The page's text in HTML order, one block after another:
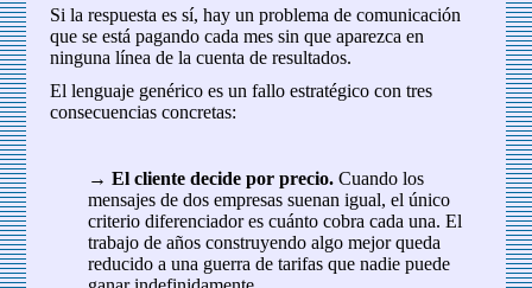
Si la respuesta es sí, hay un problema de comunicación
que se está pagando cada mes sin que aparezca en
ninguna línea de la cuenta de resultados.
El lenguaje genérico es un fallo estratégico con tres
consecuencias concretas:
→El cliente decide por precio.Cuando los
mensajes de dos empresas suenan igual, el único
criterio diferenciador es cuánto cobra cada una. El
trabajo de años construyendo algo mejor queda
reducido a una guerra de tarifas que nadie puede